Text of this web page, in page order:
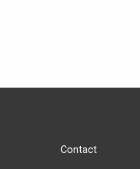
Contact